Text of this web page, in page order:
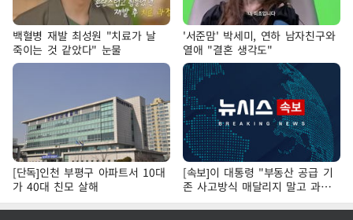
백혈병 재발 최성원 "치료가 날
죽이는 것 같았다" 눈물
'서준맘' 박세미, 연하 남자친구와
열애 "결혼 생각도"
[단독]인천 부평구 아파트서 10대
가 40대 친모 살해
[속보]이 대통령 "부동산 공급 기
존 사고방식 매달리지 말고 과감
히 실천"